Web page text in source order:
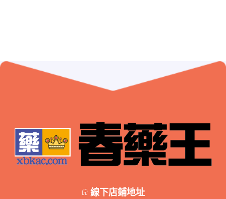
線下店鋪地址